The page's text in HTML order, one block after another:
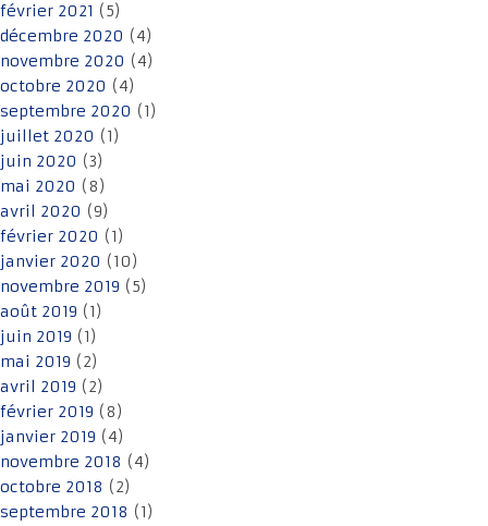
février 2021 (5)
décembre 2020 (4)
novembre 2020 (4)
octobre 2020 (4)
septembre 2020 (1)
juillet 2020 (1)
juin 2020 (3)
mai 2020 (8)
avril 2020 (9)
février 2020 (1)
janvier 2020 (10)
novembre 2019 (5)
août 2019 (1)
juin 2019 (1)
mai 2019 (2)
avril 2019 (2)
février 2019 (8)
janvier 2019 (4)
novembre 2018 (4)
octobre 2018 (2)
septembre 2018 (1)